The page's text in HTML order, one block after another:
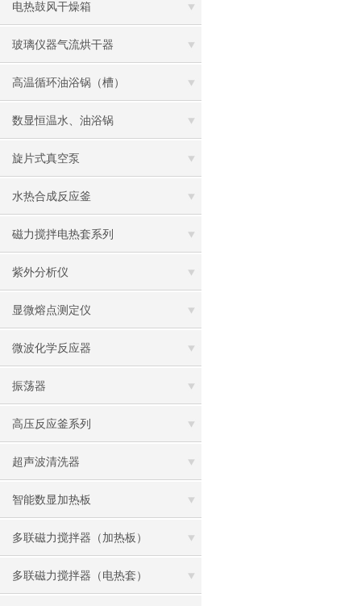
电热鼓风干燥箱
玻璃仪器气流烘干器
高温循环油浴锅（槽）
数显恒温水、油浴锅
旋片式真空泵
水热合成反应釜
磁力搅拌电热套系列
紫外分析仪
显微熔点测定仪
微波化学反应器
振荡器
高压反应釜系列
超声波清洗器
智能数显加热板
多联磁力搅拌器（加热板）
多联磁力搅拌器（电热套）